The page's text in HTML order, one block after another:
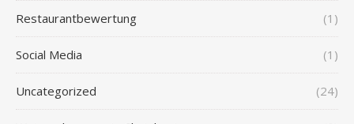
Restaurantbewertung (1)
Social Media (1)
Uncategorized (24)